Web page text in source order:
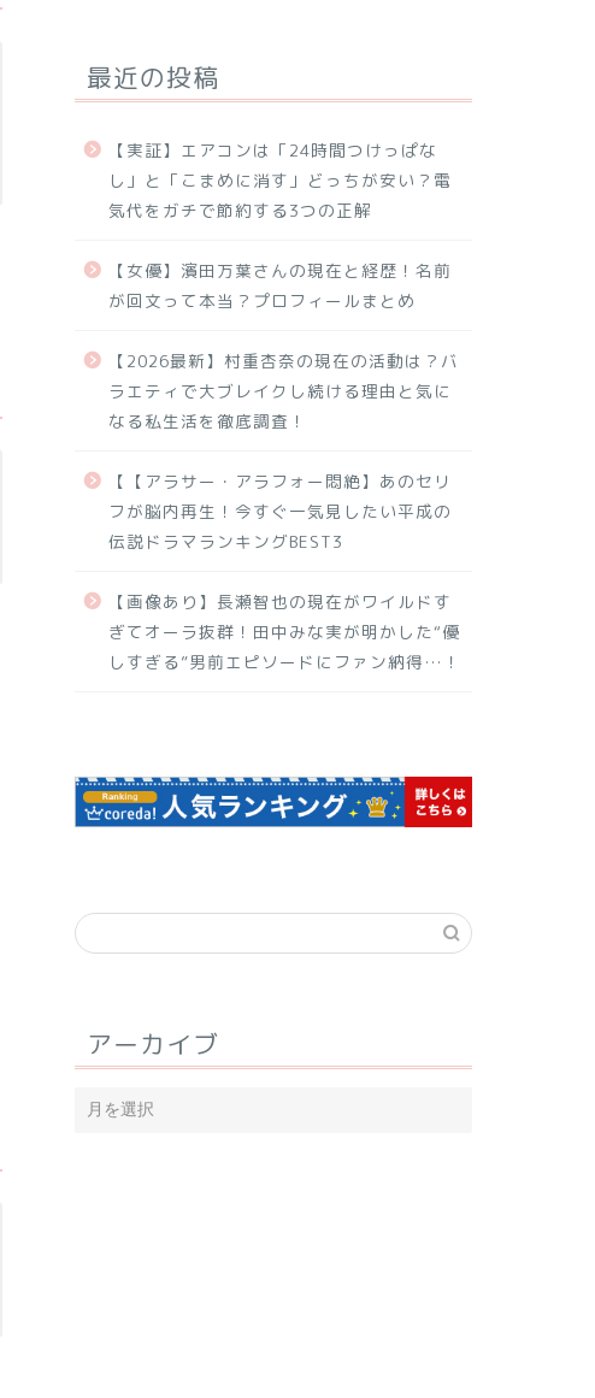
最近の投稿
【実証】エアコンは「24時間つけっぱな
し」と「こまめに消す」どっちが安い？電
気代をガチで節約する3つの正解
【女優】濱田万葉さんの現在と経歴！名前
が回文って本当？プロフィールまとめ
【2026最新】村重杏奈の現在の活動は？バ
ラエティで大ブレイクし続ける理由と気に
なる私生活を徹底調査！
【【アラサー・アラフォー悶絶】あのセリ
フが脳内再生！今すぐ一気見したい平成の
伝説ドラマランキングBEST3
【画像あり】長瀬智也の現在がワイルドす
ぎてオーラ抜群！田中みな実が明かした“優
しすぎる”男前エピソードにファン納得…！
アーカイブ